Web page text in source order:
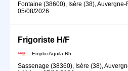
Fontaine (38600), Isère (38),
05/08/2026
Frigoriste H/F
Emploi Aquila Rh
Sassenage (38360), Isère (38),